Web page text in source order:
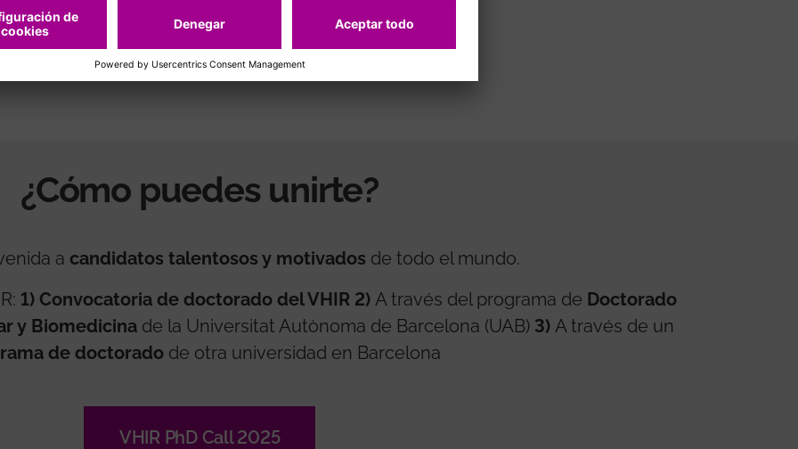
¿Cómo puedes unirte?
a candidatos talentosos y motivados de todo el mundo.
1) Convocatoria de doctorado del VHIR 2) A través del programa de Doctorado
y Biomedicina de la Universitat Autònoma de Barcelona (UAB) 3) A través de un
de doctorado de otra universidad en Barcelona
VHIR PhD Call 2025